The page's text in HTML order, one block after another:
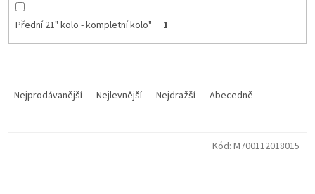
Přední 21" kolo - kompletní kolo" 1
Nejprodávanější Nejlevnější Nejdražší Abecedně
Kód: M700112018015